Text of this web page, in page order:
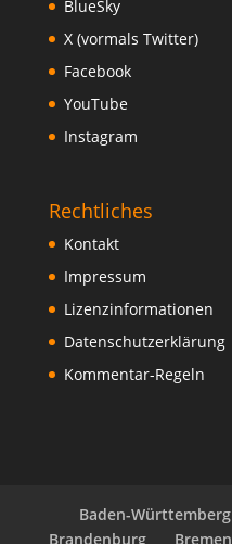
BlueSky
X (vormals Twitter)
Facebook
YouTube
Instagram
Rechtliches
Kontakt
Impressum
Lizenzinformationen
Datenschutzerklärung
Kommentar-Regeln
Baden-Württemberg
Brandenburg
Bremen